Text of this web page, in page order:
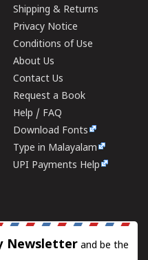
Shipping & Returns
Privacy Notice
Conditions of Use
About Us
Contact Us
Request a Book
Help / FAQ
Download Fonts
Type in Malayalam
UPI Payments Help
Newsletter and be the